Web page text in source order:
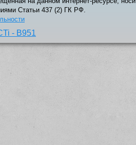
Статьи 437 (2) ГК РФ.
- B951